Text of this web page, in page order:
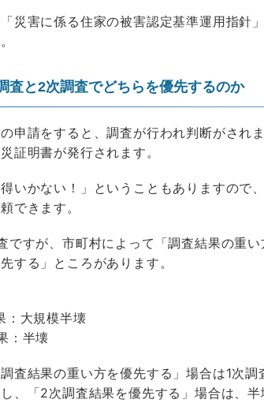
災害に係る住家の被害認定基準運用指針
と2次調査でどちらを優先するのか
申請をすると、調査が行われ判断がされ
証明書が発行されます。
いかない！」ということもありますので
できます。
ですが、市町村によって「調査結果の重
する」ところがあります。
：大規模半壊
：半壊
査結果の重い方を優先する」場合は1次
、「2次調査結果を優先する」場合は、半